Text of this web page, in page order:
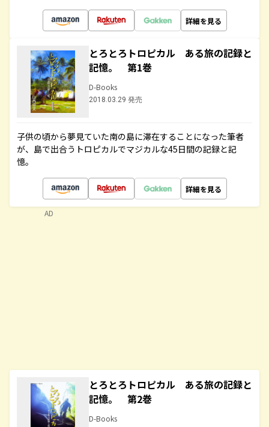
詳細を見る
とろとろトロピカル ある旅の記録と
記憶。 第1巻
D-Books
2018.03.29 発売
子供の頃から夢見ていた南の島に滞在することになった筆者
が、島で出合うトロピカルでマジカルな45日間の記録と記
憶。
詳細を見る
とろとろトロピカル ある旅の記録と
記憶。 第2巻
D-Books
AD